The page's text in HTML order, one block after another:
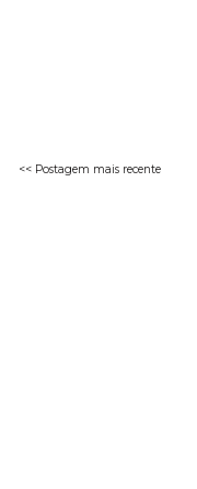
<< Postagem mais recente